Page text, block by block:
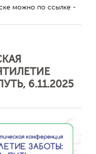
можно по ссылке -
6.11.2025